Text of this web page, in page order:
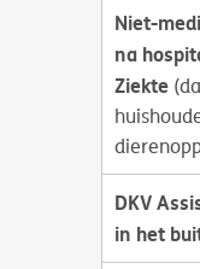
Niet-
na
Ziekte
DKV
in het